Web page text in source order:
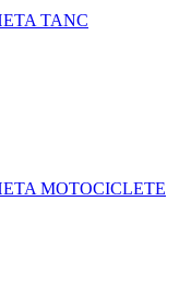
TANC
MOTOCICLETE